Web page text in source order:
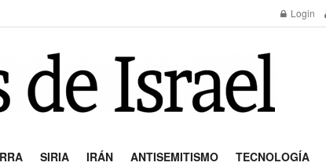
Login
SIRIA IRÁN ANTISEMITISMO TECNOLOGÍA